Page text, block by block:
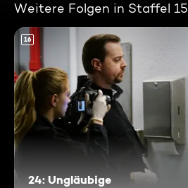
Weitere Folgen in Staffel 15
16
24: Ungläubige